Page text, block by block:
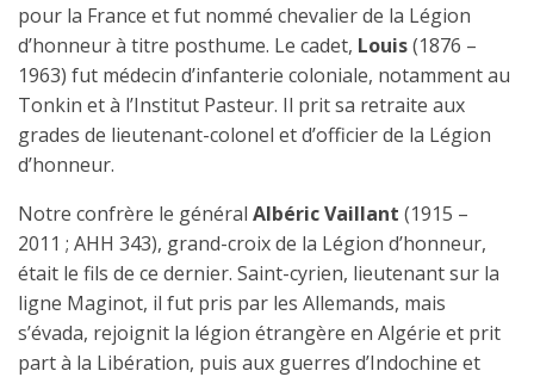
pour la France et fut nommé chevalier de la Légion
d’honneur à titre posthume. Le cadet, Louis(1876 –
1963) fut médecin d’infanterie coloniale, notamment au
Tonkin et à l’Institut Pasteur. Il prit sa retraite aux
grades de lieutenant-colonel et d’officier de la Légion
d’honneur.
Notre confrère le général Albéric Vaillant (1915 –
2011 ; AHH 343), grand-croix de la Légion d’honneur,
était le fils de ce dernier. Saint-cyrien, lieutenant sur la
ligne Maginot, il fut pris par les Allemands, mais
s’évada, rejoignit la légion étrangère en Algérie et prit
part à la Libération, puis aux guerres d’Indochine et